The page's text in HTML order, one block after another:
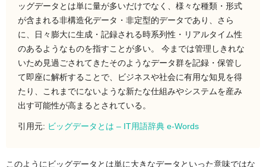
ッグデータとは単に量が多いだけでなく、様々な種類・形式
が含まれる非構造化データ・非定型的データであり、さら
に、日々膨大に生成・記録される時系列性・リアルタイム性
のあるようなものを指すことが多い。 今までは管理しきれな
いため見過ごされてきたそのようなデータ群を記録・保管し
て即座に解析することで、ビジネスや社会に有用な知見を得
たり、これまでにないような新たな仕組みやシステムを産み
出す可能性が高まるとされている。
引用元: ビッグデータとは – IT用語辞典 e-Words
このようにビッグデータとは単に大きなデータといった意味ではな